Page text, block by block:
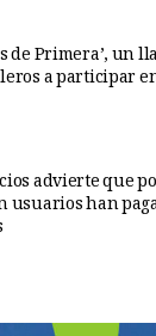
de Primera’, un
a participar
advierte que
usuarios han